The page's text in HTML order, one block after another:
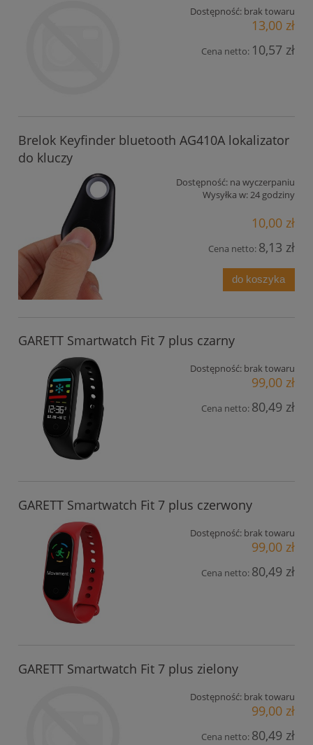
Dostępność: brak towaru
13,00 zł
Cena netto: 10,57 zł
Brelok Keyfinder bluetooth AG410A lokalizator
do kluczy
Dostępność: na wyczerpaniu
Wysyłka w:24 godziny
10,00 zł
Cena netto: 8,13 zł
do koszyka
GARETT Smartwatch Fit 7 plus czarny
Dostępność: brak towaru
99,00 zł
Cena netto: 80,49 zł
GARETT Smartwatch Fit 7 plus czerwony
Dostępność: brak towaru
99,00 zł
Cena netto: 80,49 zł
GARETT Smartwatch Fit 7 plus zielony
Dostępność: brak towaru
99,00 zł
Cena netto: 80,49 zł